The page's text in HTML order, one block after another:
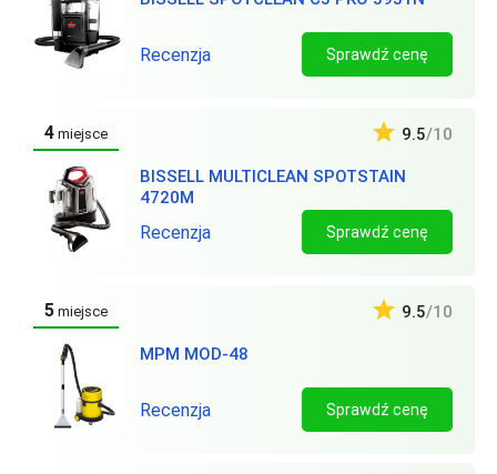
Recenzja Sprawdź cenę
4 miejsce
BISSELL MULTICLEAN SPOTSTAIN
4720M
9.5/10
Recenzja Sprawdź cenę
5 miejsce
MPM MOD-48
9.5/10
Recenzja Sprawdź cenę